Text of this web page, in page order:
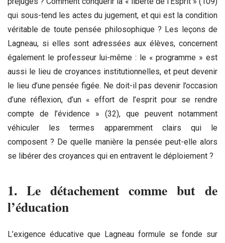
qui sous-tend les actes du jugement, et qui est la condition
véritable de toute pensée philosophique ? Les leçons de
Lagneau, si elles sont adressées aux élèves, concernent
également le professeur lui-même : le « programme » est
aussi le lieu de croyances institutionnelles, et peut devenir
le lieu d’une pensée figée. Ne doit-il pas devenir l’occasion
d’une réflexion, d’un « effort de l’esprit pour se rendre
compte de l’évidence » (32), que peuvent notamment
véhiculer les termes apparemment clairs qui le
composent ? De quelle manière la pensée peut-elle alors
se libérer des croyances qui en entravent le déploiement ?
1. Le détachement comme but de
l’éducation
L’exigence éducative que Lagneau formule se fonde sur